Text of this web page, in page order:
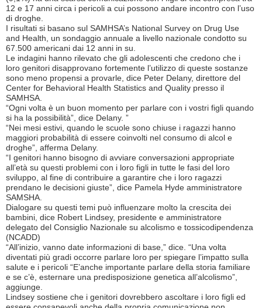
12 e 17 anni circa i pericoli a cui possono andare incontro con l’uso
di droghe.
I risultati si basano sul SAMHSA’s National Survey on Drug Use
and Health, un sondaggio annuale a livello nazionale condotto su
67.500 americani dai 12 anni in su.
Le indagini hanno rilevato che gli adolescenti che credono che i
loro genitori disapprovano fortemente l’utilizzo di queste sostanze
sono meno propensi a provarle, dice Peter Delany, direttore del
Center for Behavioral Health Statistics and Quality presso il
SAMHSA.
“Ogni volta è un buon momento per parlare con i vostri figli quando
si ha la possibilità”, dice Delany. ”
“Nei mesi estivi, quando le scuole sono chiuse i ragazzi hanno
maggiori probabilità di essere coinvolti nel consumo di alcol e
droghe”, afferma Delany.
“I genitori hanno bisogno di avviare conversazioni appropriate
all’età su questi problemi con i loro figli in tutte le fasi del loro
sviluppo, al fine di contribuire a garantire che i loro ragazzi
prendano le decisioni giuste”, dice Pamela Hyde amministratore
SAMSHA.
Dialogare su questi temi può influenzare molto la crescita dei
bambini, dice Robert Lindsey, presidente e amministratore
delegato del Consiglio Nazionale su alcolismo e tossicodipendenza
(NCADD)
“All’inizio, vanno date informazioni di base,” dice. “Una volta
diventati più gradi occorre parlare loro per spiegare l’impatto sulla
salute e i pericoli “E’anche importante parlare della storia familiare
e se c’è, esternare una predisposizione genetica all’alcolismo”,
aggiunge.
Lindsey sostiene che i genitori dovrebbero ascoltare i loro figli ed